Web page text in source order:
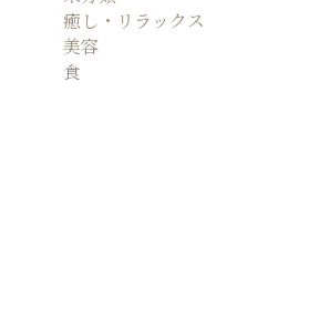
癒し・リラックス
美容
食